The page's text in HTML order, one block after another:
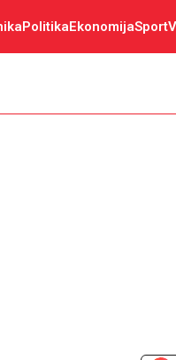
PolitikaEkonomijaSport